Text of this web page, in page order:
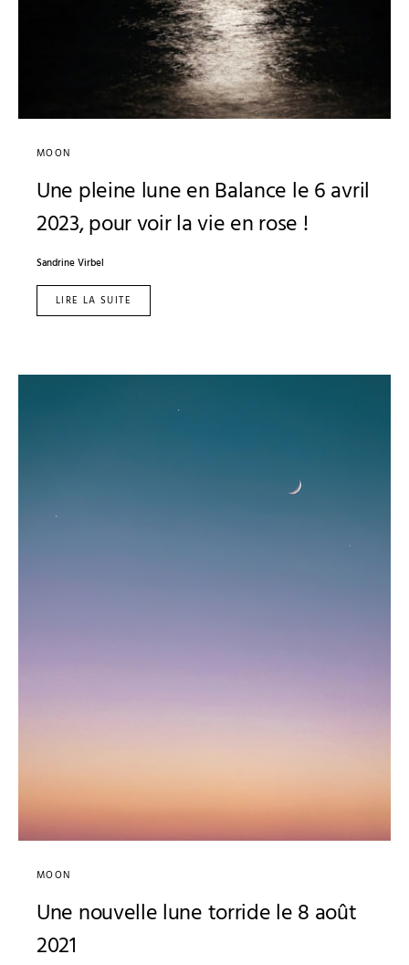
MOON
Une pleine lune en Balance le 6 avril
2023, pour voir la vie en rose !
Sandrine Virbel
LIRE LA SUITE
MOON
Une nouvelle lune torride le 8 août
2021